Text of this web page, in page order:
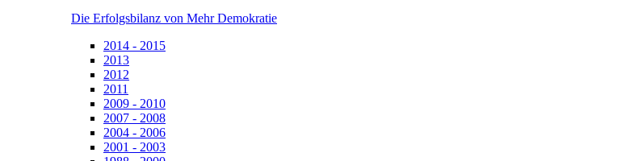
Die Erfolgsbilanz von Mehr Demokratie
2014 - 2015
2013
2012
2011
2009 - 2010
2007 - 2008
2004 - 2006
2001 - 2003